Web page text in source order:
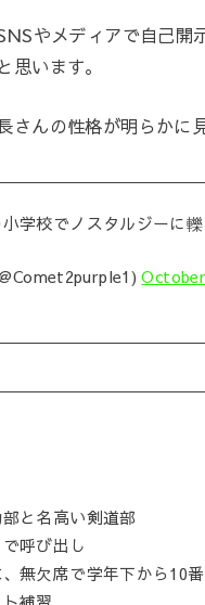
やメディアで自己
思います。
さんの性格が明らかに
学校でノスタルジーに
と名高い剣道部
呼び出し
、無欠席で学年下から10